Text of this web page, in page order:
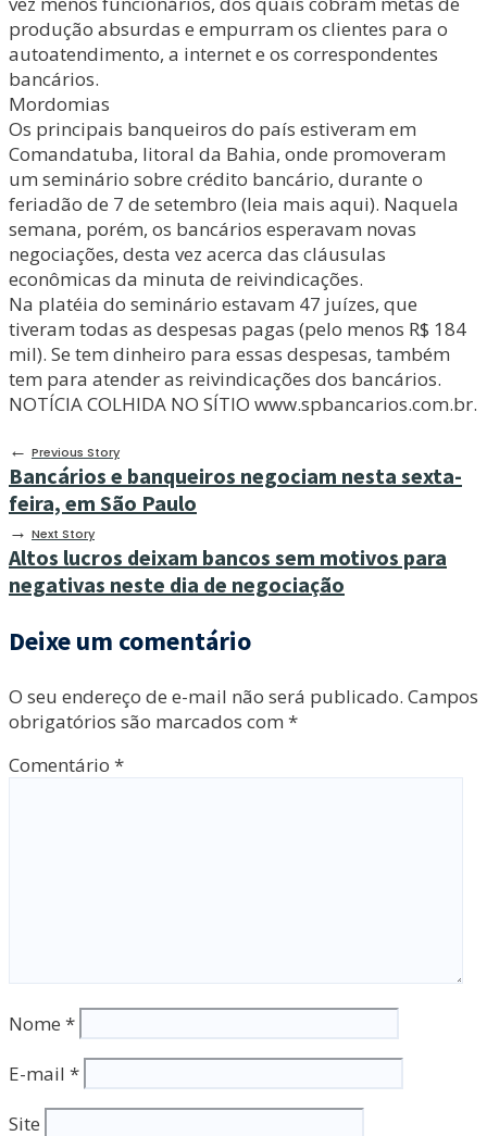
produção absurdas e empurram os clientes para o
autoatendimento, a internet e os correspondentes
bancários.
Mordomias
Os principais banqueiros do país estiveram em
Comandatuba, litoral da Bahia, onde promoveram
um seminário sobre crédito bancário, durante o
feriadão de 7 de setembro (leia mais aqui). Naquela
semana, porém, os bancários esperavam novas
negociações, desta vez acerca das cláusulas
econômicas da minuta de reivindicações.
Na platéia do seminário estavam 47 juízes, que
tiveram todas as despesas pagas (pelo menos R$ 184
mil). Se tem dinheiro para essas despesas, também
tem para atender as reivindicações dos bancários.
NOTÍCIA COLHIDA NO SÍTIO www.spbancarios.com.br.
← Previous Story
Bancários e banqueiros negociam nesta sexta-
feira, em São Paulo
→ Next Story
Altos lucros deixam bancos sem motivos para
negativas neste dia de negociação
Deixe um comentário
O seu endereço de e-mail não será publicado. Campos
obrigatórios são marcados com *
Comentário *
Nome *
E-mail *
Site